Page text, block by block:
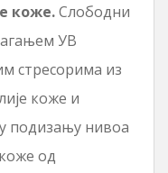
коже.Слободни
УВ
стресорима из
коже и
подизању нивоа
од